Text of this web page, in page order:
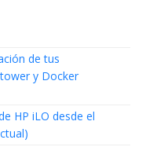
de tus
y Docker
HP iLO desde el